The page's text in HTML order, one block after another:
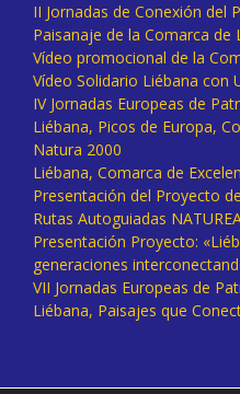
II Jornadas de Conexión del
Paisanaje de la Comarca de
Vídeo promocional de la
Vídeo Solidario Liébana con
IV Jornadas Europeas de
Liébana, Picos de Europa,
Natura 2000
Liébana, Comarca de
Presentación del Proyecto
Rutas Autoguiadas
Presentación Proyecto:
generaciones
VII Jornadas Europeas de
Liébana, Paisajes que